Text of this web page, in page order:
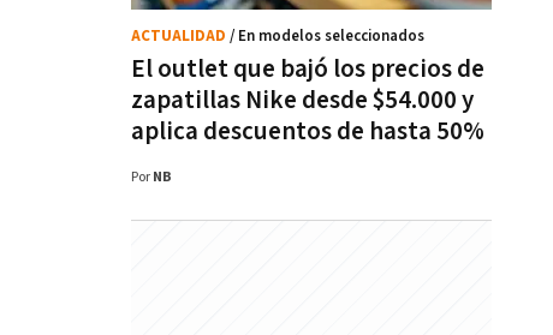
El outlet que bajó los precios de
zapatillas Nike desde $54.000 y
aplica descuentos de hasta 50%
ACTUALIDAD / En modelos seleccionados
Por NB